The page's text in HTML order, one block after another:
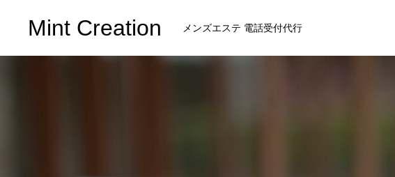
Mint Creation メンズエステ 電話受付代行